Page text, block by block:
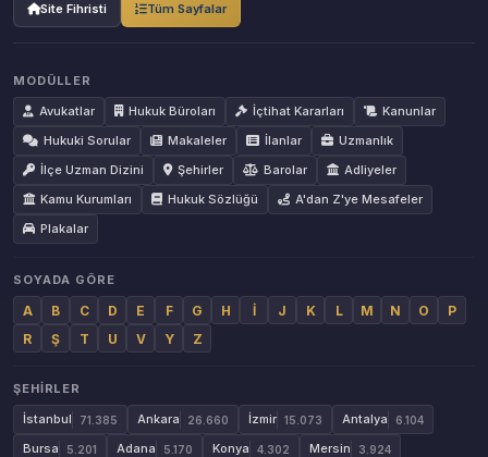
Site Fihristi Tüm Sayfalar
MODÜLLER
Avukatlar
Hukuk Büroları İçtihat Kararları
Kanunlar
Hukuki Sorular
Makaleler İlanlar
Uzmanlık
İlçe Uzman Dizini
Şehirler Barolar
Adliyeler
Kamu Kurumları
Hukuk Sözlüğü
A'dan Z'ye Mesafeler
Plakalar
SOYADA GÖRE
A B C D E F G H İ J K L M N O
P
R
Ş T U V Y Z
ŞEHIRLER
İstanbul
71.385 Ankara 26.660 İzmir 15.073 Antalya 6.104
Bursa 5.201 Adana 5.170 Konya 4.302 Mersin 3.924